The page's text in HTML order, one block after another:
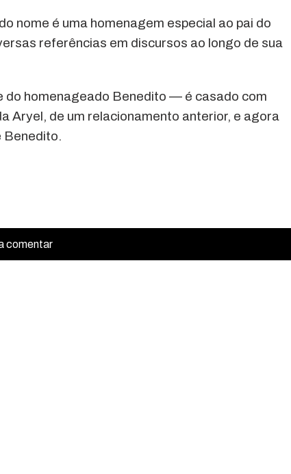
nome é uma homenagem especial ao pai do
referências em discursos ao longo de sua
do homenageado Benedito — é casado com
Aryel, de um relacionamento anterior, e agora
Benedito.
comentar